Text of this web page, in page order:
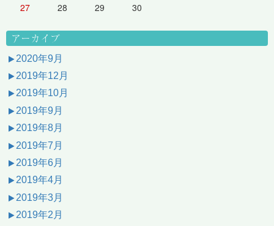
27
28 29 30
アーカイブ
2020年9月
2019年12月
2019年10月
2019年9月
2019年8月
2019年7月
2019年6月
2019年4月
2019年3月
2019年2月